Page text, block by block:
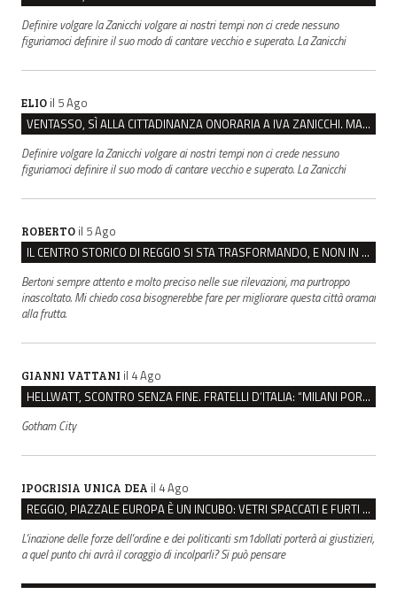
Definire volgare la Zanicchi volgare ai nostri tempi non ci crede nessuno
figuriamoci definire il suo modo di cantare vecchio e superato. La Zanicchi
ELIO il 5 Ago
VENTASSO, SÌ ALLA CITTADINANZA ONORARIA A IVA ZANICCHI. MA BARGIACCHI: “È DI PESSIMO GUSTO”
Definire volgare la Zanicchi volgare ai nostri tempi non ci crede nessuno
figuriamoci definire il suo modo di cantare vecchio e superato. La Zanicchi
ROBERTO il 5 Ago
IL CENTRO STORICO DI REGGIO SI STA TRASFORMANDO, E NON IN MEGLIO
Bertoni sempre attento e molto preciso nelle sue rilevazioni, ma purtroppo
inascoltato. Mi chiedo cosa bisognerebbe fare per migliorare questa città oramai
alla frutta.
GIANNI VATTANI il 4 Ago
HELLWATT, SCONTRO SENZA FINE. FRATELLI D’ITALIA: “MILANI PORTA DOCUMENTI, DE FRANCO INSULTI”
Gotham City
IPOCRISIA UNICA DEA il 4 Ago
REGGIO, PIAZZALE EUROPA È UN INCUBO: VETRI SPACCATI E FURTI SULLE AUTO IN SOSTA
L'inazione delle forze dell'ordine e dei politicanti sm1dollati porterà ai giustizieri,
a quel punto chi avrà il coraggio di incolparli? Si può pensare